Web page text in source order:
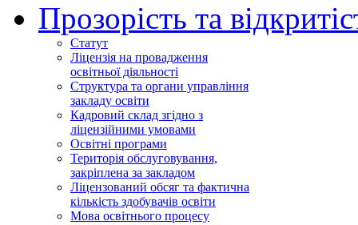
Прозорість та
Статут
Ліцензія на провадження
освітньої діяльності
Структура та органи управління
закладу освіти
Кадровий склад згідно з
ліцензійними умовами
Освітні програми
Територія обслуговування,
закріплена за закладом
Ліцензований обсяг та фактична
кількість здобувачів освіти
Мова освітнього процесу